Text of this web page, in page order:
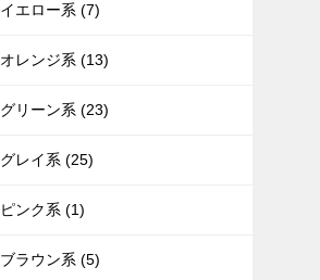
イエロー系 (7)
オレンジ系 (13)
グリーン系 (23)
グレイ系 (25)
ピンク系 (1)
ブラウン系 (5)